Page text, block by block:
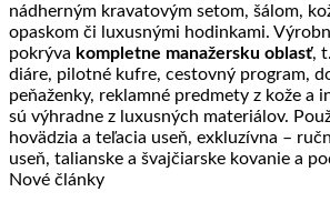
nádherným kravatovým setom, šálom,
opaskom či luxusnými hodinkami.
pokrýva kompletne manažersku oblasť,
diáre, pilotné kufre, cestovný program,
peňaženky, reklamné predmety z kože a
sú výhradne z luxusných materiálov.
hovädzia a teľacia useň, exkluzívna –
useň, talianske a švajčiarske kovanie a
Nové články